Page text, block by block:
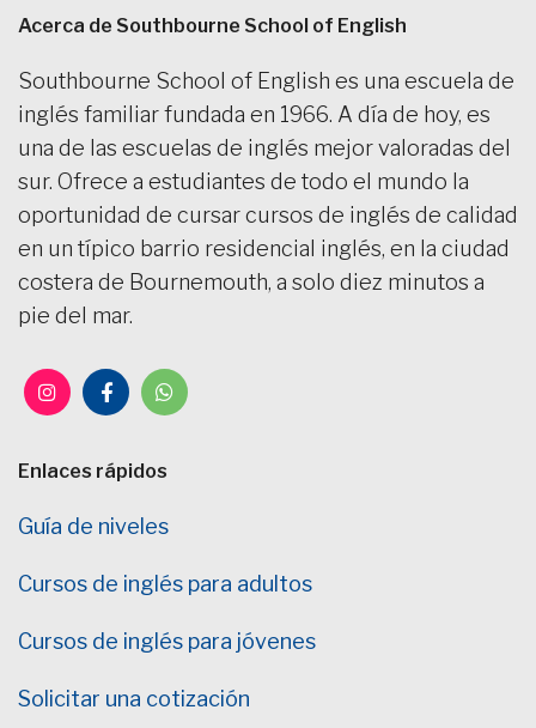
Acerca de Southbourne School of English
Southbourne School of English es una escuela de
inglés familiar fundada en 1966. A día de hoy, es
una de las escuelas de inglés mejor valoradas del
sur. Ofrece a estudiantes de todo el mundo la
oportunidad de cursar cursos de inglés de calidad
en un típico barrio residencial inglés, en la ciudad
costera de Bournemouth, a solo diez minutos a
pie del mar.
Enlaces rápidos
Guía de niveles
Cursos de inglés para adultos
Cursos de inglés para jóvenes
Solicitar una cotización